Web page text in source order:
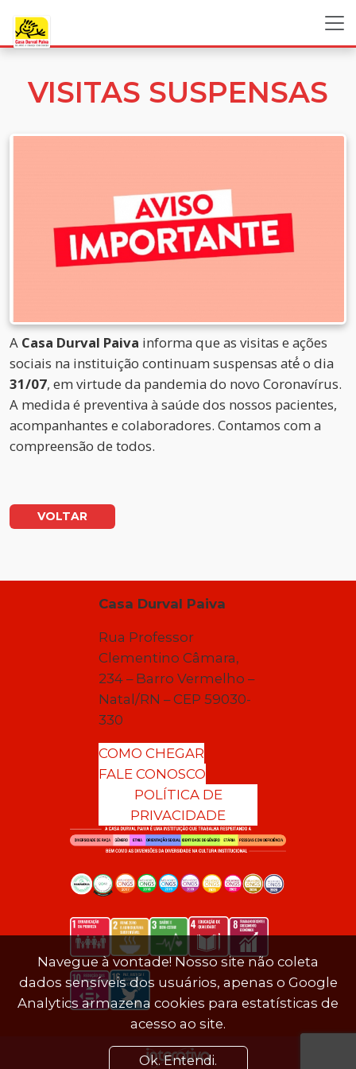
VISITAS SUSPENSAS
A Casa Durval Paiva informa que as visitas e ações
sociais na instituição continuam suspensas até́ o dia
31/07, em virtude da pandemia do novo Coronavírus.
A medida é preventiva à saúde dos nossos pacientes,
acompanhantes e colaboradores. Contamos com a
compreensão de todos.
VOLTAR
Casa Durval Paiva
Rua Professor
Clementino Câmara,
234 – Barro Vermelho –
Natal/RN – CEP 59030-
330
COMO CHEGAR
FALE CONOSCO
POLÍTICA DE
PRIVACIDADE
Navegue à vontade! Nosso site não coleta
dados sensíveis dos usuários, apenas o Google
Analytics armazena cookies para estatísticas de
acesso ao site.
Ok. Entendi.